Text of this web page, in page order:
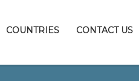
COUNTRIES CONTACT US